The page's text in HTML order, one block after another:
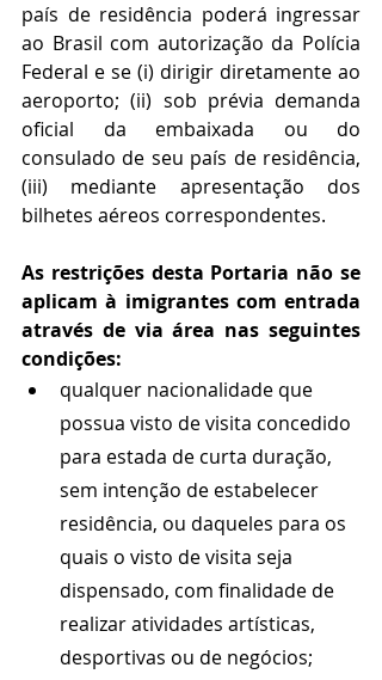
país de residência poderá ingressar
ao Brasil com autorização da Polícia
Federal e se (i) dirigir diretamente ao
aeroporto; (ii) sob prévia demanda
oficial da embaixada ou do
consulado de seu país de residência,
(iii) mediante apresentação dos
bilhetes aéreos correspondentes.
As restrições desta Portaria não se
aplicam à imigrantes com entrada
através de via área nas seguintes
condições:
qualquer nacionalidade que
possua visto de visita concedido
para estada de curta duração,
sem intenção de estabelecer
residência, ou daqueles para os
quais o visto de visita seja
dispensado, com finalidade de
realizar atividades artísticas,
desportivas ou de negócios;